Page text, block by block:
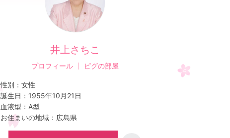
井上さちこ
プロフィール ピグの部屋
性別： 女性
誕生日： 1955年10月21日
血液型： A型
お住まいの地域： 広島県